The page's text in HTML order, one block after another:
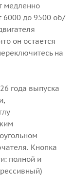
медленно
6000 до 9500 об/
он остается
на
года выпуска
Кнопка
полной и